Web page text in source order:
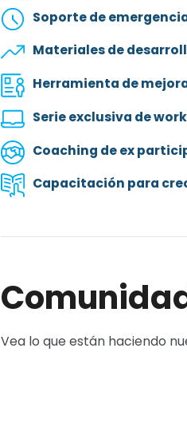
Soporte de
Materiales de
Herramienta de
Serie exclusiva de
Coaching de ex
Capacitación para
Vea lo que están haciendo